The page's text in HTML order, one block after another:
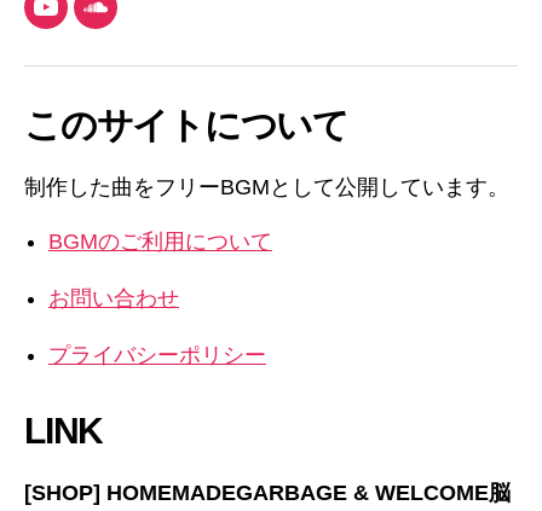
YouTubeSoundCloud
このサイトについて
制作した曲をフリーBGMとして公開しています。
BGMのご利用について
お問い合わせ
プライバシーポリシー
LINK
[SHOP] HOMEMADEGARBAGE & WELCOME脳